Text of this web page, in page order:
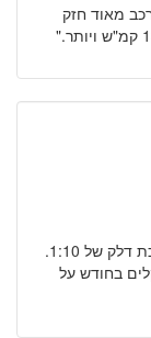
מאוד חזק
"רכב מרווח ונעים לנסיעה ולנהיגה, אמין. צריכת דלק של 1:10.
בחודש על